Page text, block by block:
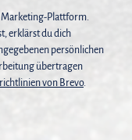
Plattform.
erklärst du dich
persönlichen
übertragen
von Brevo.